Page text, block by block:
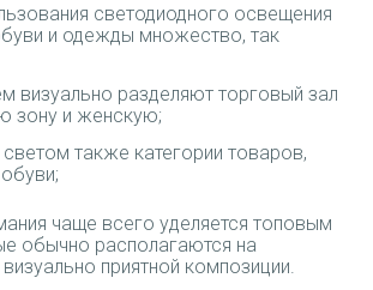
светодиодного освещения
и одежды множество, так
визуально разделяют торговый зал
зону и женскую;
также категории товаров,
чаще всего уделяется топовым
обычно располагаются на
приятной композиции.